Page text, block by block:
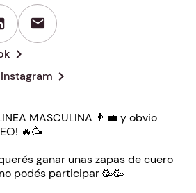
mail
chevron_right
Instagram chevron_right
MASCULINA 👨‍💼 y obvio
🔥🥳
ganar unas zapas de cuero
podés participar 🥳🥳